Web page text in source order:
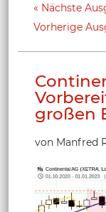
Nächste
Vorherige
großen
von Manfred